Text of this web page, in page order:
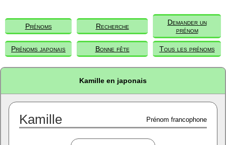
Prénoms Recherche
Demander un
prénom
Prénoms japonais Bonne fête Tous les prénoms
Kamille en japonais
Kamille Prénom francophone